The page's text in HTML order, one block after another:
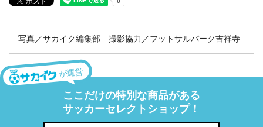
写真／サカイク編集部 撮影協力／フットサルパーク吉祥寺
が運営
ここだけの特別な商品がある
サッカーセレクトショップ！